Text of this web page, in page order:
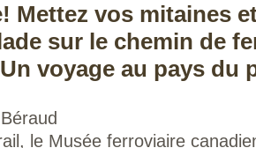
Mettez vos mitaines
sur le chemin de
voyage au pays du
le Musée ferroviaire